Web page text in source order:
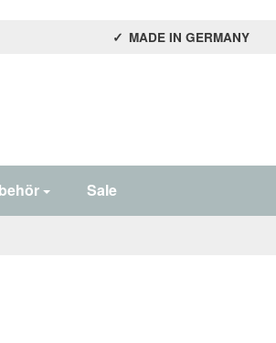
MADE IN GERMANY
Sale